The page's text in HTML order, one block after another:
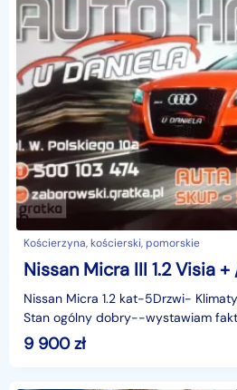
Kościerzyna, kościerski, pomorskie
Nissan Micra III 1.2 Visia
Nissan Micra 1.2 kat-5Drzwi-
Stan ogólny dobry--wystawiam fakture
zwolniony z opłaty
9 900zł